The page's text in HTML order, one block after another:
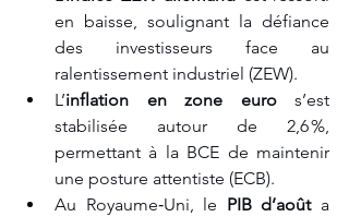
en baisse, soulignant la défiance
des investisseurs face au
ralentissement industriel (ZEW).
L’inflation en zone euro s’est
stabilisée autour de 2,6 %,
permettant à la BCE de maintenir
une posture attentiste (ECB).
Au Royaume‑Uni, le PIB d’août a